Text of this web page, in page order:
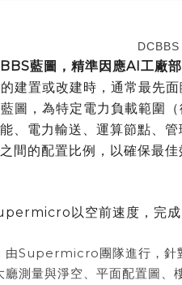
藍圖，精準因應AI工廠
建置或改建時，通常最先
圖，為特定電力負載範圍
、電力輸送、運算節點、
間的配置比例，以確保最
以空前速度，完成
由Supermicro團隊進行，針
廳測量與淨空、平面配置圖